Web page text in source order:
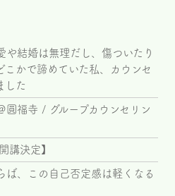
や結婚は無理だし、傷ついたり
こかで諦めていた私、カウンセ
した
圓福寺 / グループカウンセリン
講決定】
ば、この自己否定感は軽くなる